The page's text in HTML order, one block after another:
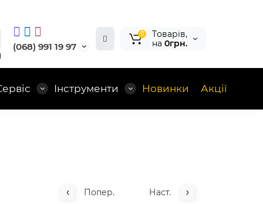
(068) 991 19 97
0
Tоварів,
на 0грн.
Інструменти Новинки Акції
Попер. Наст.